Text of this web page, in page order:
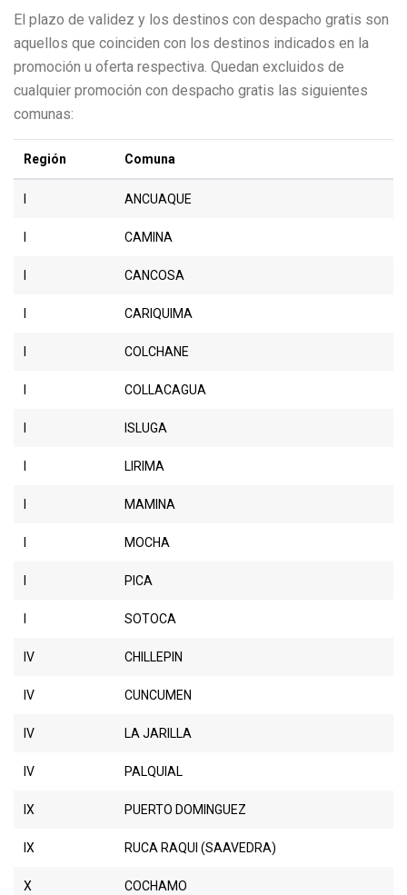
El plazo de validez y los destinos con despacho gratis son
aquellos que coinciden con los destinos indicados en la
promoción u oferta respectiva. Quedan excluidos de
cualquier promoción con despacho gratis las siguientes
comunas:
Región Comuna
ANCUAQUE
CAMINA
CANCOSA
CARIQUIMA
COLCHANE
COLLACAGUA
ISLUGA
LIRIMA
MAMINA
MOCHA
PICA
SOTOCA
IV CHILLEPIN
IV CUNCUMEN
IV LA JARILLA
IV PALQUIAL
IX PUERTO DOMINGUEZ
IX RUCA RAQUI (SAAVEDRA)
X COCHAMO